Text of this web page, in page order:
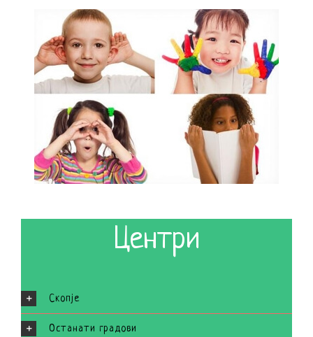
Центри
Скопје
Останати градови